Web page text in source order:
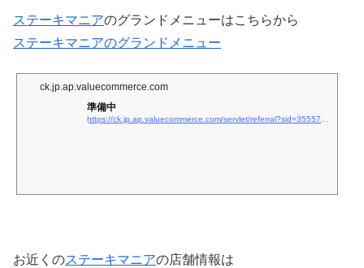
ステーキマニアのグランドメニューはこちらから
ステーキマニアのグランドメニュー
ck.jp.ap.valuecommerce.com
準備中
お近くのステーキマニアの店舗情報は